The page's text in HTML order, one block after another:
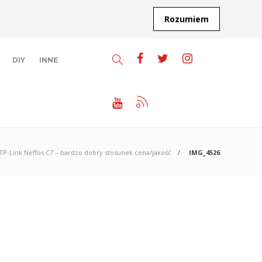
Rozumiem
DIY INNE
Link Neffos C7 – bardzo dobry stosunek cena/jakość IMG_4526